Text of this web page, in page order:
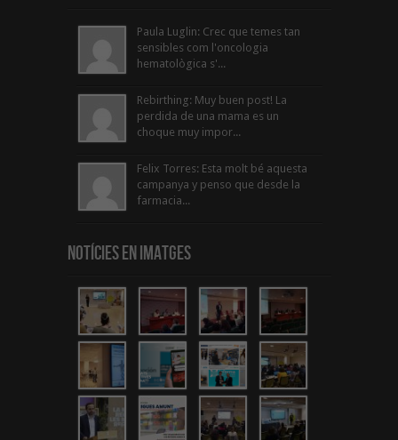
Paula Luglin: Crec que temes tan
sensibles com l'oncologia
hematològica s'...
Rebirthing: Muy buen post! La
perdida de una mama es un
choque muy impor...
Felix Torres: Esta molt bé aquesta
campanya y penso que desde la
farmacia...
Notícies en Imatges